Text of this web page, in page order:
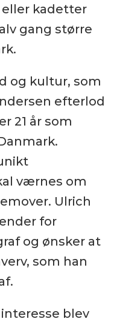
eller kadetter
gang større
og kultur, som
efterlod
21 år som
værnes om
Ulrich
for
og ønsker at
som han
blev